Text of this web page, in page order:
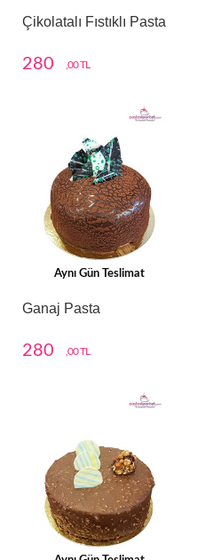
Çikolatalı Fıstıklı Pasta
280 ,00 TL
Aynı Gün Teslimat
Ganaj Pasta
280 ,00 TL